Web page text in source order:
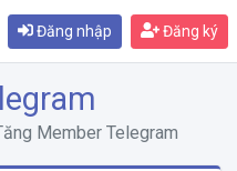
Đăng nhập Đăng ký
Member Telegram